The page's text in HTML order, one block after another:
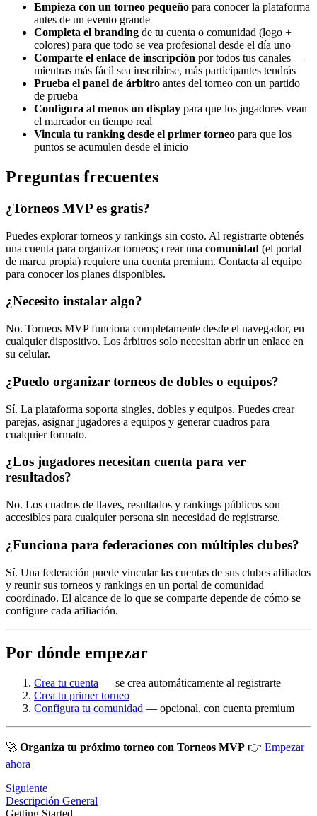
Empieza con un torneo pequeño para conocer la plataforma
antes de un evento grande
Completa el branding de tu cuenta o comunidad (logo +
colores) para que todo se vea profesional desde el día uno
Comparte el enlace de inscripción por todos tus canales —
mientras más fácil sea inscribirse, más participantes tendrás
Prueba el panel de árbitro antes del torneo con un partido
de prueba
Configura al menos un display para que los jugadores vean
el marcador en tiempo real
Vincula tu ranking desde el primer torneo para que los
puntos se acumulen desde el inicio
Preguntas frecuentes
¿Torneos MVP es gratis?
Puedes explorar torneos y rankings sin costo. Al registrarte obtenés
una cuenta para organizar torneos; crear una comunidad (el portal
de marca propia) requiere una cuenta premium. Contacta al equipo
para conocer los planes disponibles.
¿Necesito instalar algo?
No. Torneos MVP funciona completamente desde el navegador, en
cualquier dispositivo. Los árbitros solo necesitan abrir un enlace en
su celular.
¿Puedo organizar torneos de dobles o equipos?
Sí. La plataforma soporta singles, dobles y equipos. Puedes crear
parejas, asignar jugadores a equipos y generar cuadros para
cualquier formato.
¿Los jugadores necesitan cuenta para ver
resultados?
No. Los cuadros de llaves, resultados y rankings públicos son
accesibles para cualquier persona sin necesidad de registrarse.
¿Funciona para federaciones con múltiples clubes?
Sí. Una federación puede vincular las cuentas de sus clubes afiliados
y reunir sus torneos y rankings en un portal de comunidad
coordinado. El alcance de lo que se comparte depende de cómo se
configure cada afiliación.
Por dónde empezar
Crea tu cuenta — se crea automáticamente al registrarte
Crea tu primer torneo
Configura tu comunidad — opcional, con cuenta premium
🚀 Organiza tu próximo torneo con Torneos MVP 👉 Empezar
ahora
Siguiente
Descripción General